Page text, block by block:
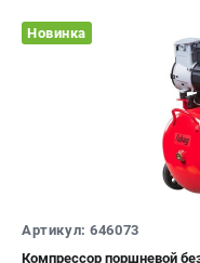
Новинка
Артикул: 646073
Компрессор поршневой